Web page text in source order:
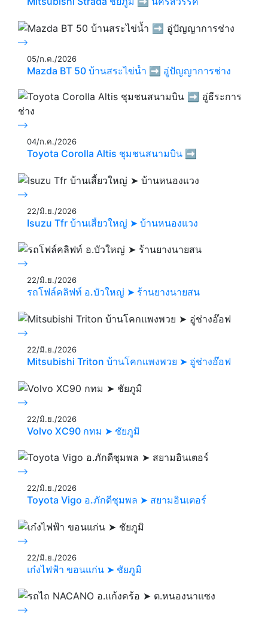
05/ก.ค./2026
Mazda BT 50 บ้านสระไข่น้ำ ➡️ อู่ปัญญาการช่าง
04/ก.ค./2026
Toyota Corolla Altis ชุมชนสนามบิน ➡️
22/มิ.ย./2026
Isuzu Tfr บ้านเสี้ยวใหญ่ ➤ บ้านหนองแวง
22/มิ.ย./2026
รถโฟล์คลิฟท์ อ.บัวใหญ่ ➤ ร้านยางนายสน
22/มิ.ย./2026
Mitsubishi Triton บ้านโคกแพงพวย ➤ อู่ช่างอ๊อฟ
22/มิ.ย./2026
Volvo XC90 กทม ➤ ชัยภูมิ
22/มิ.ย./2026
Toyota Vigo อ.ภักดีชุมพล ➤ สยามอินเตอร์
22/มิ.ย./2026
เก๋งไฟฟ้า ขอนแก่น ➤ ชัยภูมิ